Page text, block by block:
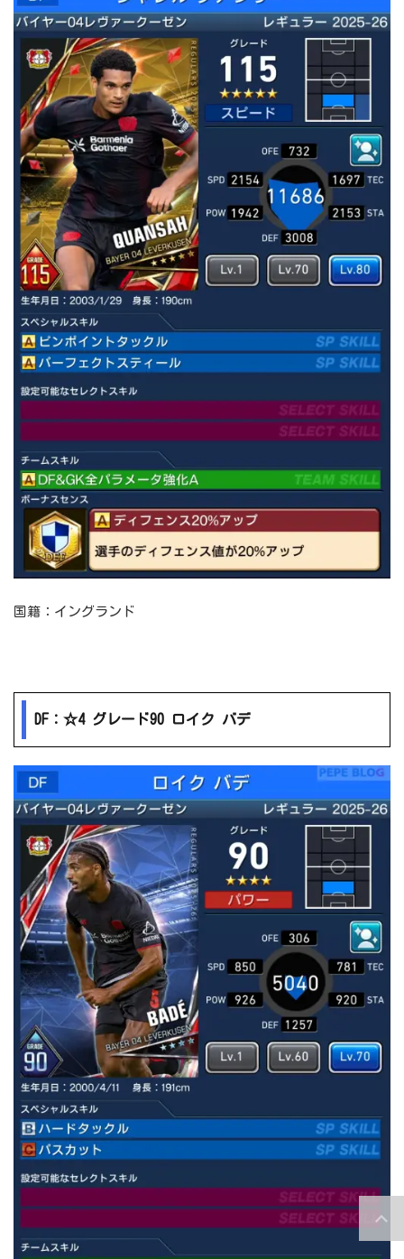
国籍：イングランド
DF：☆4 グレード90 ロイク バデ